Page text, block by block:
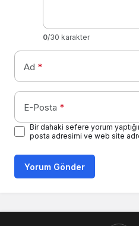
0/30 karakter
Ad *
E-Posta *
Bir dahaki sefere yorum
posta adresimi ve web site
Yorum Gönder